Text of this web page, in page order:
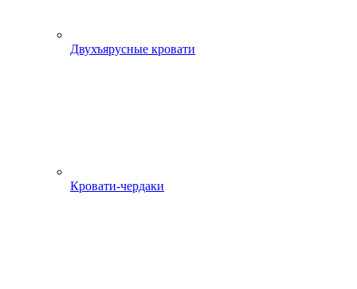
Двухъярусные кровати
Кровати-чердаки